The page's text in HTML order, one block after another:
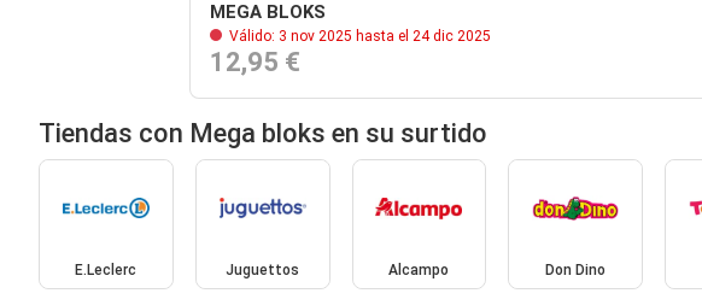
MEGA BLOKS
Válido: 3 nov 2025 hasta el 24 dic 2025
12,95 €
Tiendas con Mega bloks en su surtido
E.Leclerc Juguettos Alcampo Don Dino